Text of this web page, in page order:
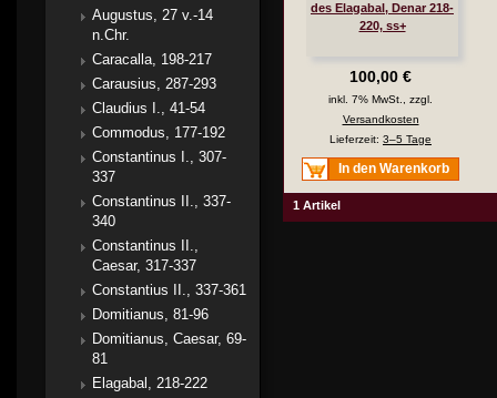
des Elagabal, Denar 218-
220, ss+
100,00 €
inkl. 7% MwSt., zzgl.
Versandkosten
Lieferzeit: 3–5 Tage
In den Warenkorb
1 Artikel
Augustus, 27 v.-14
n.Chr.
Caracalla, 198-217
Carausius, 287-293
Claudius I., 41-54
Commodus, 177-192
Constantinus I., 307-
337
Constantinus II., 337-
340
Constantinus II.,
Caesar, 317-337
Constantius II., 337-361
Domitianus, 81-96
Domitianus, Caesar, 69-
81
Elagabal, 218-222